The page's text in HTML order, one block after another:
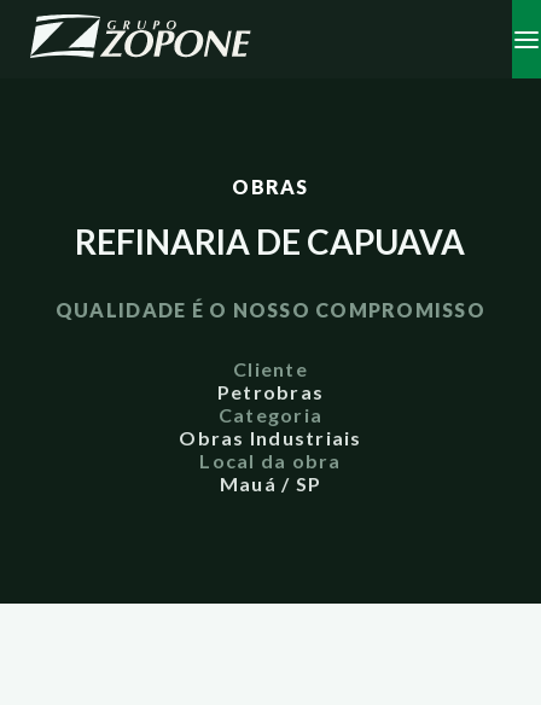
OBRAS
REFINARIA DE CAPUAVA
QUALIDADE É O NOSSO COMPROMISSO
Cliente
Petrobras
Categoria
Obras Industriais
Local da obra
Mauá / SP